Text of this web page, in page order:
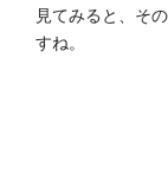
見てみると、そ
すね。